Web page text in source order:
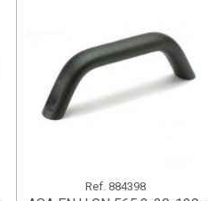
Ref. 884398